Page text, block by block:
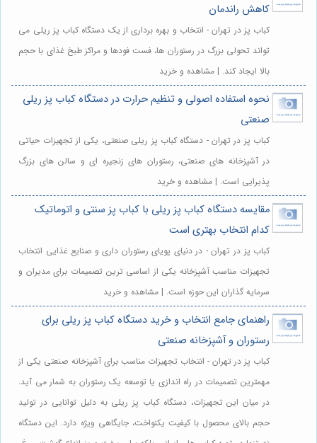
کاهش راندمان
کباب پز در تهران - انتخاب و بهره برداری از یک دستگاه کباب پز ریلی می
تواند تحولی بزرگ در رستوران ها، فست فودها و مراکز طبخ غذای با حجم
بالا ایجاد کند. | مشاهده و خرید
نحوه استفاده اصولی و تنظیم حرارت در دستگاه کباب پز ریلی
صنعتی
کباب پز در تهران - دستگاه کباب پز ریلی صنعتی، یکی از تجهیزات حیاتی
در آشپزخانه های صنعتی، رستوران های زنجیره ای و سالن های بزرگ
پذیرایی است. | مشاهده و خرید
مقایسه دستگاه کباب پز ریلی با کباب پز سنتی و اتوماتیک
کدام انتخاب بهتری است
کباب پز در تهران - در دنیای پویای رستوران داری و صنایع غذایی انتخاب
تجهیزات مناسب آشپزخانه یکی از اساسی ترین تصمیمات برای مدیران و
سرمایه گذاران این حوزه است. | مشاهده و خرید
راهنمای جامع انتخاب و خرید دستگاه کباب پز ریلی برای
رستوران و آشپزخانه صنعتی
کباب پز در تهران - انتخاب تجهیزات مناسب برای آشپزخانه صنعتی یکی از
مهمترین تصمیمات در راه اندازی یا توسعه یک رستوران به شمار می آید.
در میان این تجهیزات، دستگاه کباب پز ریلی به دلیل توانایی در تولید
حجم بالای محصول با کیفیت یکنواخت، جایگاهی ویژه دارد. این دستگاه